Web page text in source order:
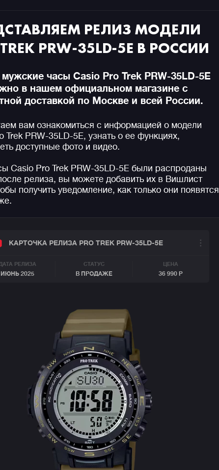
РЕЛИЗ МОДЕЛИ
PRW-35LD-5E В РОССИИ
мужские часы Casio Pro Trek PRW-35LD-5E
в нашем официальном магазине с
доставкой по Москве и всей России.
вам ознакомиться с информацией о модели
Trek PRW-35LD-5E, узнать о ее функциях,
доступные фото и видео.
Casio Pro Trek PRW-35LD-5E были распроданы
релиза, вы можете добавить их в Вишлист
получить уведомление, как только они появятся
КАРТОЧКА РЕЛИЗА PRO TREK PRW-35LD-5E
РЕЛИЗА
ИЮНЬ 2025
СТАТУС
В ПРОДАЖЕ
ЦЕНА
36 990 Р